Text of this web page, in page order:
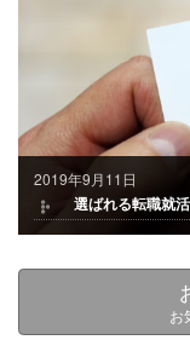
2019年9月11日
選ばれる転職就
お